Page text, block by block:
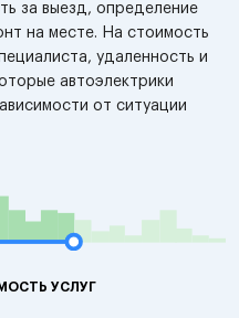
за выезд, определение
на месте. На стоимость
удаленность и
автоэлектрики
от ситуации
УСЛУГ